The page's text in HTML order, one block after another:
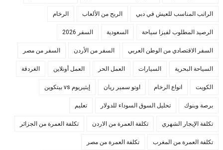
الراتب المناسب للعيش في دبي الربح من الألعاب الرخام
الرصيد المطلوب لفيزا سياحة السعودية السفر 2026
السفر الاقتصادي من الوطن العربي السفر من الأردن السفر من مصر
السياحة البحرية السيارات العمل الحر العمل أونلاين الغردقة
الكويت انواع الرخام اوتو سمير ريان إيثيريوم vs بيتكوين
برصة وبنوك تحليل السوق السوداء للدولار تعليم
تكلفة الإيجار الشهري تكلفة العمرة من الاردن تكلفة العمرة من الجزائر
تكلفة العمرة من المغرب تكلفة العمرة من مصر